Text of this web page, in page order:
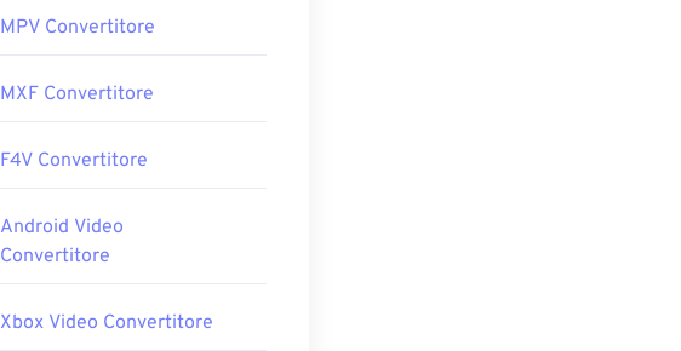
MPV Convertitore
MXF Convertitore
F4V Convertitore
Android Video
Convertitore
Xbox Video Convertitore